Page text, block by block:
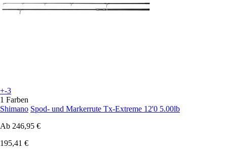
+-3
1 Farben
Shimano Spod- und Markerrute Tx-Extreme 12'0 5.00lb
Ab 246,95 €
195,41 €